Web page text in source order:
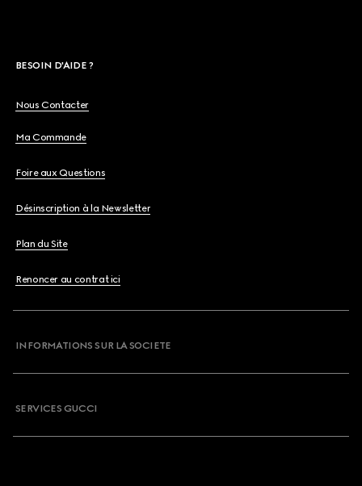
BESOIN D'AIDE ?
Nous Contacter
Ma Commande
Foire aux Questions
Désinscription à la Newsletter
Plan du Site
Renoncer au contrat ici
INFORMATIONS SUR LA SOCIETE
SERVICES GUCCI